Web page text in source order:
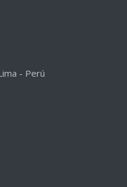
- Perú